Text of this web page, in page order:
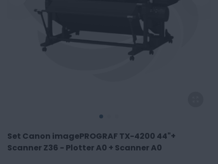
Set Canon imagePROGRAF TX-4200 44"+
Scanner Z36 - Plotter A0 + Scanner A0